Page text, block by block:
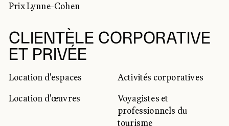
Prix Lynne-Cohen
CLIENTÈLE CORPORATIVE
ET PRIVÉE
Location d'espaces
Activités corporatives
Location d'œuvres
Voyagistes et
professionnels du
tourisme